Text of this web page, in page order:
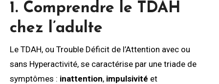
1. Comprendre le TDAH
chez l’adulte
Le TDAH, ou Trouble Déficit de l’Attention avec ou
sans Hyperactivité, se caractérise par une triade de
symptômes : inattention, impulsivité et